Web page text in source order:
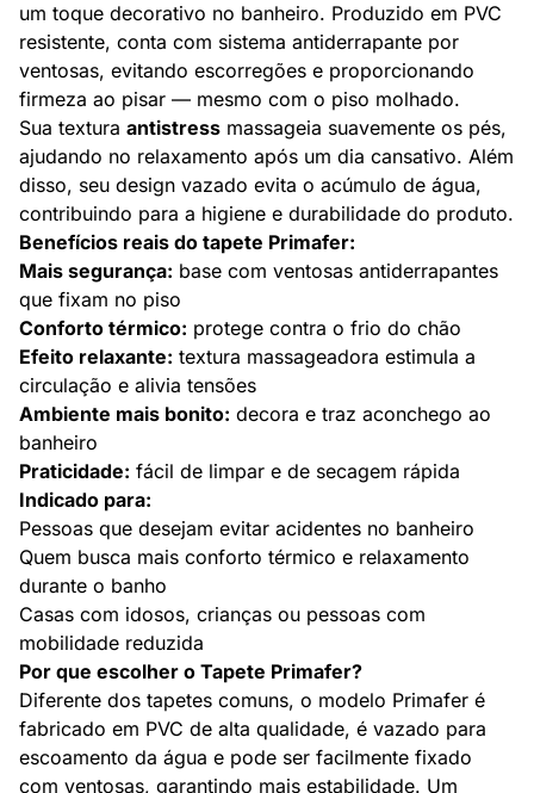
um toque decorativo no banheiro. Produzido em PVC
resistente, conta com sistema antiderrapante por
ventosas, evitando escorregões e proporcionando
firmeza ao pisar — mesmo com o piso molhado.
Sua textura antistress massageia suavemente os pés,
ajudando no relaxamento após um dia cansativo. Além
disso, seu design vazado evita o acúmulo de água,
contribuindo para a higiene e durabilidade do produto.
Benefícios reais do tapete Primafer:
Mais segurança: base com ventosas antiderrapantes
que fixam no piso
Conforto térmico: protege contra o frio do chão
Efeito relaxante: textura massageadora estimula a
circulação e alivia tensões
Ambiente mais bonito: decora e traz aconchego ao
banheiro
Praticidade: fácil de limpar e de secagem rápida
Indicado para:
Pessoas que desejam evitar acidentes no banheiro
Quem busca mais conforto térmico e relaxamento
durante o banho
Casas com idosos, crianças ou pessoas com
mobilidade reduzida
Por que escolher o Tapete Primafer?
Diferente dos tapetes comuns, o modelo Primafer é
fabricado em PVC de alta qualidade, é vazado para
escoamento da água e pode ser facilmente fixado
com ventosas, garantindo mais estabilidade. Um